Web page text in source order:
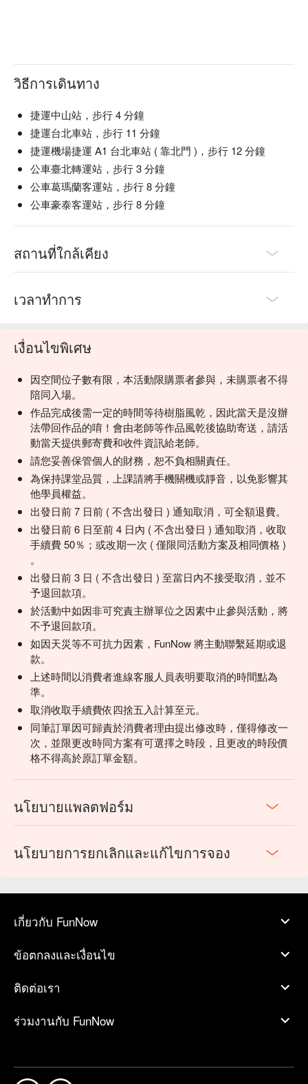
วิธีการเดินทาง
捷運中山站，步行 4 分鐘
捷運台北車站，步行 11 分鐘
捷運機場捷運 A1 台北車站 ( 靠北門 )，步行 12 分鐘
公車臺北轉運站，步行 3 分鐘
公車葛瑪蘭客運站，步行 8 分鐘
公車豪泰客運站，步行 8 分鐘
สถานที่ใกล้เคียง
เวลาทำการ
เงื่อนไขพิเศษ
因空間位子數有限，本活動限購票者參與，未購票者不得
陪同入場。
作品完成後需一定的時間等待樹脂風乾，因此當天是沒辦
法帶回作品的唷！會由老師等作品風乾後協助寄送，請活
動當天提供郵寄費和收件資訊給老師。
請您妥善保管個人的財務，恕不負相關責任。
為保持課堂品質，上課請將手機關機或靜音，以免影響其
他學員權益。
出發日前 7 日前 ( 不含出發日 ) 通知取消，可全額退費。
出發日前 6 日至前 4 日內 ( 不含出發日 ) 通知取消，收取
手續費 50％；或改期一次 ( 僅限同活動方案及相同價格 )
。
出發日前 3 日 ( 不含出發日 ) 至當日內不接受取消，並不
予退回款項。
於活動中如因非可究責主辦單位之因素中止參與活動，將
不予退回款項。
如因天災等不可抗力因素，FunNow 將主動聯繫延期或退
款。
上述時間以消費者進線客服人員表明要取消的時間點為
準。
取消收取手續費依四捨五入計算至元。
同筆訂單因可歸責於消費者理由提出修改時，僅得修改一
次，並限更改時同方案有可選擇之時段，且更改的時段價
格不得高於原訂單金額。
นโยบายแพลตฟอร์ม
นโยบายการยกเลิกและแก้ไขการจอง
เกี่ยวกับ FunNow
ข้อตกลงและเงื่อนไข
ติดต่อเรา
ร่วมงานกับ FunNow